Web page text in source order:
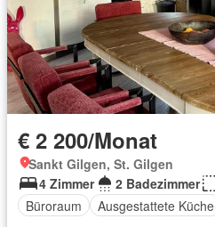
€ 2 200/Monat
Sankt Gilgen, St. Gilgen
4 Zimmer
2 Badezimmer
Büroraum
Ausgestattete Küche